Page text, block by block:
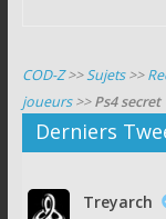
COD-Z>>Sujets>>
joueurs>>Ps4 secret
Derniers
Treyarch